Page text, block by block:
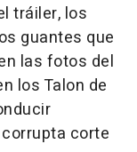
tráiler, los
guantes que
las fotos del
los Talon de
corte